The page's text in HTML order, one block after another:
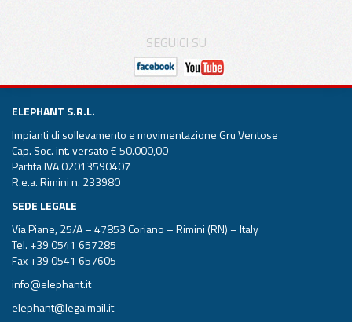
SEGUICI SU
ELEPHANT S.R.L.
Impianti di sollevamento e movimentazione Gru Ventose
Cap. Soc. int. versato € 50.000,00
Partita IVA 02013590407
R.e.a. Rimini n. 233980
SEDE LEGALE
Via Piane, 25/A – 47853 Coriano – Rimini (RN) – Italy
Tel. +39 0541 657285
Fax +39 0541 657605
info@elephant.it
elephant@legalmail.it